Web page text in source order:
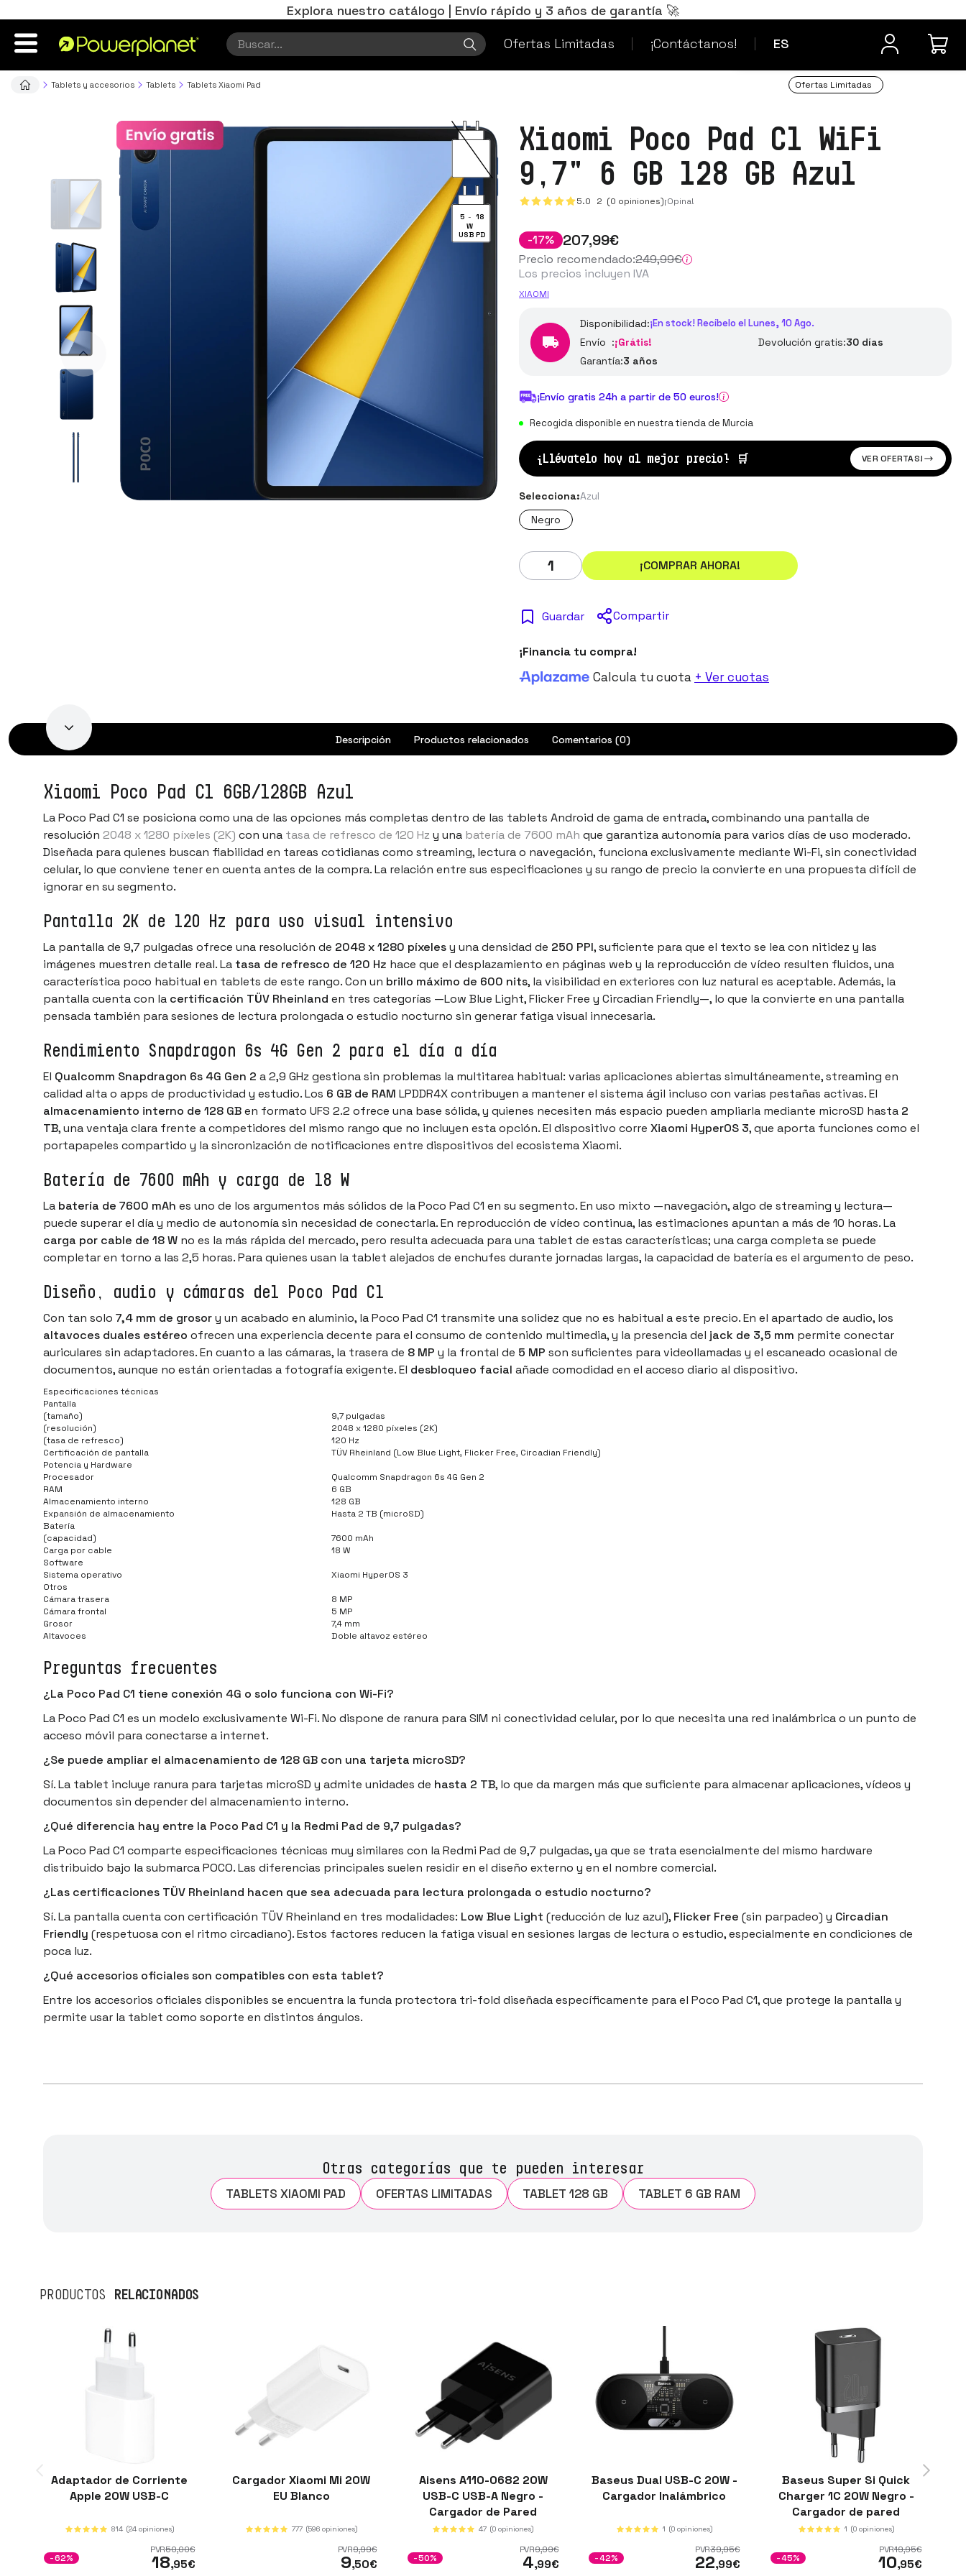
Explora nuestro catálogo | Envío rápido y 3 años de garantía 🚀
ES
Ofertas Limitadas ¡Contáctanos!
¿Dudas? Contacta
Tablets y accesorios Tablets Tablets Xiaomi Pad Ofertas Limitadas
5 - 18
W
USB PD
Xiaomi Poco Pad C1 WiFi
9,7" 6 GB 128 GB Azul
5.0 2 (0 opiniones)¡Opina!
-17% 207,99€
Precio recomendado:249,99€
Los precios incluyen IVA
XIAOMI
Disponibilidad:¡En stock! Recíbelo el Lunes, 10 Ago.
Envío :¡Grátis! Devolución gratis:30 días
Garantía:3 años
¡Envío gratis 24h a partir de 50 euros!
Recogida disponible en nuestra tienda de Murcia
¡Llévatelo hoy al mejor precio! 🛒 VER OFERTAS!
Selecciona:Azul
Negro
¡COMPRAR AHORA!
Guardar Compartir
¡Financia tu compra!
Calcula tu cuota + Ver cuotas
Descripción Productos relacionados Comentarios (0)
Xiaomi Poco Pad C1 6GB/128GB Azul
La Poco Pad C1 se posiciona como una de las opciones más completas dentro de las tablets Android de gama de entrada, combinando una pantalla de
resolución 2048 x 1280 píxeles (2K) con una tasa de refresco de 120 Hz y una batería de 7600 mAh que garantiza autonomía para varios días de uso moderado.
Diseñada para quienes buscan fiabilidad en tareas cotidianas como streaming, lectura o navegación, funciona exclusivamente mediante Wi-Fi, sin conectividad
celular, lo que conviene tener en cuenta antes de la compra. La relación entre sus especificaciones y su rango de precio la convierte en una propuesta difícil de
ignorar en su segmento.
Pantalla 2K de 120 Hz para uso visual intensivo
La pantalla de 9,7 pulgadas ofrece una resolución de 2048 x 1280 píxelesy una densidad de 250 PPI, suficiente para que el texto se lea con nitidez y las
imágenes muestren detalle real. La tasa de refresco de 120 Hz hace que el desplazamiento en páginas web y la reproducción de vídeo resulten fluidos, una
característica poco habitual en tablets de este rango. Con un brillo máximo de 600 nits, la visibilidad en exteriores con luz natural es aceptable. Además, la
pantalla cuenta con la certificación TÜV Rheinland en tres categorías —Low Blue Light, Flicker Free y Circadian Friendly—, lo que la convierte en una pantalla
pensada también para sesiones de lectura prolongada o estudio nocturno sin generar fatiga visual innecesaria.
Rendimiento Snapdragon 6s 4G Gen 2 para el día a día
El Qualcomm Snapdragon 6s 4G Gen 2 a 2,9 GHz gestiona sin problemas la multitarea habitual: varias aplicaciones abiertas simultáneamente, streaming en
calidad alta o apps de productividad y estudio. Los 6 GB de RAM LPDDR4X contribuyen a mantener el sistema ágil incluso con varias pestañas activas. El
almacenamiento interno de 128 GBen formato UFS 2.2 ofrece una base sólida, y quienes necesiten más espacio pueden ampliarla mediante microSD hasta 2
TB, una ventaja clara frente a competidores del mismo rango que no incluyen esta opción. El dispositivo corre Xiaomi HyperOS 3, que aporta funciones como el
portapapeles compartido y la sincronización de notificaciones entre dispositivos del ecosistema Xiaomi.
Batería de 7600 mAh y carga de 18 W
La batería de 7600 mAh es uno de los argumentos más sólidos de la Poco Pad C1 en su segmento. En uso mixto —navegación, algo de streaming y lectura—
puede superar el día y medio de autonomía sin necesidad de conectarla. En reproducción de vídeo continua, las estimaciones apuntan a más de 10 horas. La
carga por cable de 18 W no es la más rápida del mercado, pero resulta adecuada para una tablet de estas características; una carga completa se puede
completar en torno a las 2,5 horas. Para quienes usan la tablet alejados de enchufes durante jornadas largas, la capacidad de batería es el argumento de peso.
Diseño, audio y cámaras del Poco Pad C1
Con tan solo 7,4 mm de grosory un acabado en aluminio, la Poco Pad C1 transmite una solidez que no es habitual a este precio. En el apartado de audio, los
altavoces duales estéreo ofrecen una experiencia decente para el consumo de contenido multimedia, y la presencia del jack de 3,5 mm permite conectar
auriculares sin adaptadores. En cuanto a las cámaras, la trasera de 8 MP y la frontal de 5 MP son suficientes para videollamadas y el escaneado ocasional de
documentos, aunque no están orientadas a fotografía exigente. El desbloqueo facial añade comodidad en el acceso diario al dispositivo.
Especificaciones técnicas
Pantalla
(tamaño)
9,7 pulgadas
(resolución)
2048 x 1280 píxeles (2K)
(tasa de refresco)
120 Hz
Certificación de pantalla
TÜV Rheinland (Low Blue Light, Flicker Free, Circadian Friendly)
Potencia y Hardware
Procesador
Qualcomm Snapdragon 6s 4G Gen 2
RAM
6 GB
Almacenamiento interno
128 GB
Expansión de almacenamiento
Hasta 2 TB (microSD)
Batería
(capacidad)
7600 mAh
Carga por cable
18 W
Software
Sistema operativo
Xiaomi HyperOS 3
Otros
Cámara trasera
8 MP
Cámara frontal
5 MP
Grosor
7,4 mm
Altavoces
Doble altavoz estéreo
Preguntas frecuentes
¿La Poco Pad C1 tiene conexión 4G o solo funciona con Wi-Fi?
La Poco Pad C1 es un modelo exclusivamente Wi-Fi. No dispone de ranura para SIM ni conectividad celular, por lo que necesita una red inalámbrica o un punto de
acceso móvil para conectarse a internet.
¿Se puede ampliar el almacenamiento de 128 GB con una tarjeta microSD?
Sí. La tablet incluye ranura para tarjetas microSD y admite unidades de hasta 2 TB, lo que da margen más que suficiente para almacenar aplicaciones, vídeos y
documentos sin depender del almacenamiento interno.
¿Qué diferencia hay entre la Poco Pad C1 y la Redmi Pad de 9,7 pulgadas?
La Poco Pad C1 comparte especificaciones técnicas muy similares con la Redmi Pad de 9,7 pulgadas, ya que se trata esencialmente del mismo hardware
distribuido bajo la submarca POCO. Las diferencias principales suelen residir en el diseño externo y en el nombre comercial.
¿Las certificaciones TÜV Rheinland hacen que sea adecuada para lectura prolongada o estudio nocturno?
Sí. La pantalla cuenta con certificación TÜV Rheinland en tres modalidades: Low Blue Light (reducción de luz azul), Flicker Free (sin parpadeo) y Circadian
Friendly (respetuosa con el ritmo circadiano). Estos factores reducen la fatiga visual en sesiones largas de lectura o estudio, especialmente en condiciones de
poca luz.
¿Qué accesorios oficiales son compatibles con esta tablet?
Entre los accesorios oficiales disponibles se encuentra la funda protectora tri-fold diseñada específicamente para el Poco Pad C1, que protege la pantalla y
permite usar la tablet como soporte en distintos ángulos.
Otras categorías que te pueden interesar
TABLETS XIAOMI PAD OFERTAS LIMITADAS TABLET 128 GB TABLET 6 GB RAM
PRODUCTOS RELACIONADOS
Adaptador de Corriente
Apple 20W USB-C
814 (24 opiniones)
PVR50,00€
18,95€
-62%
Cargador Xiaomi Mi 20W
EU Blanco
777 (596 opiniones)
PVR9,99€
9,50€
Aisens A110-0682 20W
USB-C USB-A Negro -
Cargador de Pared
47 (0 opiniones)
PVR9,99€
4,99€
-50%
Baseus Dual USB-C 20W -
Cargador Inalámbrico
1 (0 opiniones)
PVR39,95€
22,99€
-42%
Baseus Super Si Quick
Charger 1C 20W Negro -
Cargador de pared
1 (0 opiniones)
PVR19,95€
10,95€
-45%